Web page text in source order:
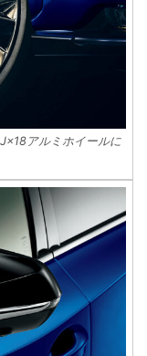
アルミホイールに